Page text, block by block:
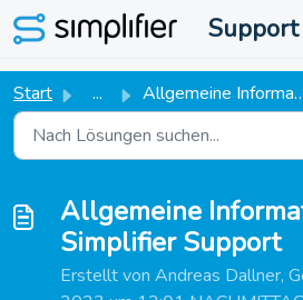
Zum hauptsächlichen Inhalt gehen
Start ... Allgemeine Informationen zum Simplifier Support
Allgemeine
Simplifier Support
Erstellt von Andreas Dallner,